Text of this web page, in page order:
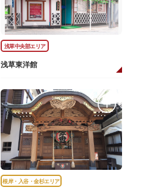
浅草中央部エリア
浅草東洋館
根岸・入谷・金杉エリア